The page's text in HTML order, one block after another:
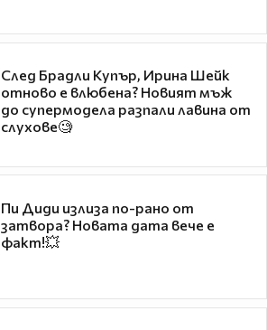
След Брадли Купър, Ирина Шейк
отново е влюбена? Новият мъж
до супермодела разпали лавина от
слухове🧐
Пи Диди излиза по-рано от
затвора? Новата дата вече е
факт!💥